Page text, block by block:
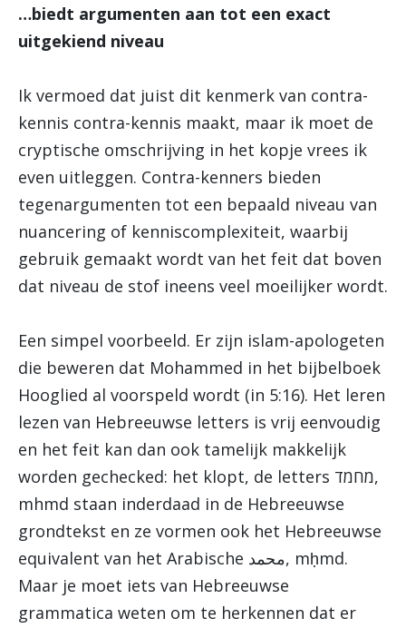
…biedt argumenten aan tot een exact
uitgekiend niveau
Ik vermoed dat juist dit kenmerk van contra-
kennis contra-kennis maakt, maar ik moet de
cryptische omschrijving in het kopje vrees ik
even uitleggen. Contra-kenners bieden
tegenargumenten tot een bepaald niveau van
nuancering of kenniscomplexiteit, waarbij
gebruik gemaakt wordt van het feit dat boven
dat niveau de stof ineens veel moeilijker wordt.
Een simpel voorbeeld. Er zijn islam-apologeten
die beweren dat Mohammed in het bijbelboek
Hooglied al voorspeld wordt (in 5:16). Het leren
lezen van Hebreeuwse letters is vrij eenvoudig
en het feit kan dan ook tamelijk makkelijk
worden gechecked: het klopt, de letters מחמד,
mhmd staan inderdaad in de Hebreeuwse
grondtekst en ze vormen ook het Hebreeuwse
equivalent van het Arabische محمد, mḥmd.
Maar je moet iets van Hebreeuwse
grammatica weten om te herkennen dat er